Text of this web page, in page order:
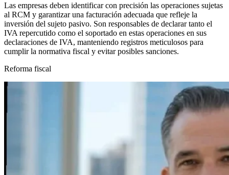
Las empresas deben identificar con precisión las operaciones sujetas
al RCM y garantizar una facturación adecuada que refleje la
inversión del sujeto pasivo. Son responsables de declarar tanto el
IVA repercutido como el soportado en estas operaciones en sus
declaraciones de IVA, manteniendo registros meticulosos para
cumplir la normativa fiscal y evitar posibles sanciones.
Reforma fiscal